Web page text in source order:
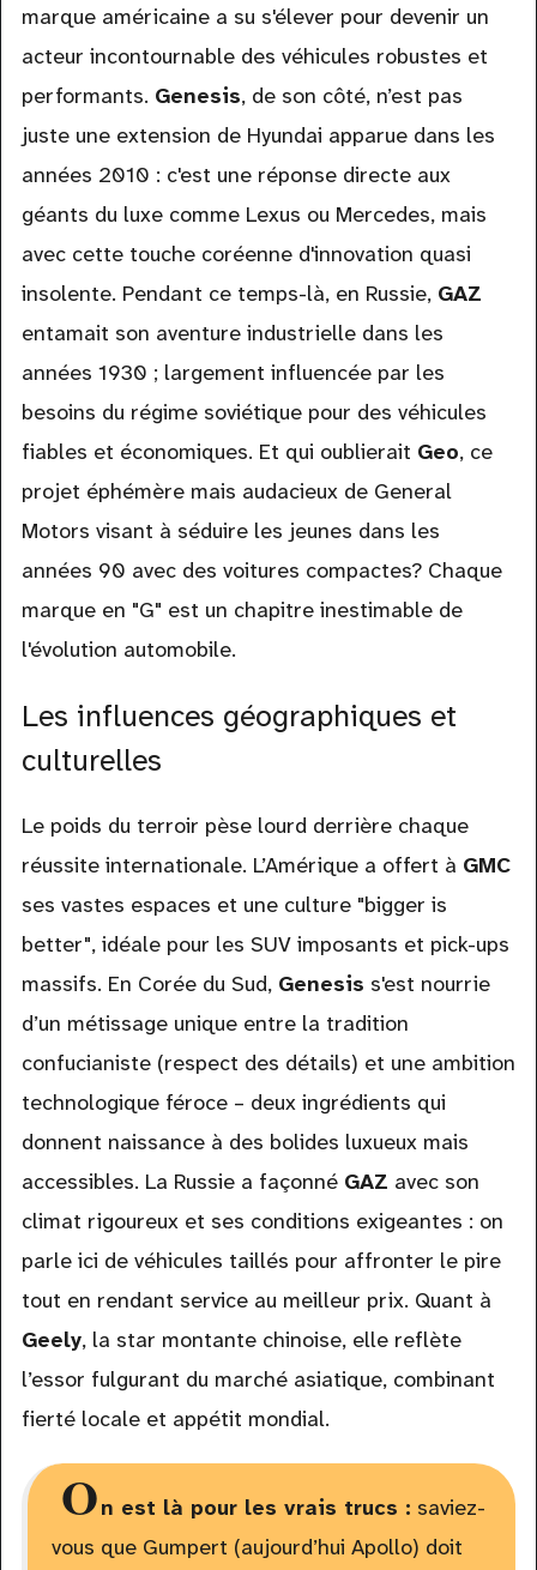
marque américaine a su s'élever pour devenir un
acteur incontournable des véhicules robustes et
performants. Genesis, de son côté, n’est pas
juste une extension de Hyundai apparue dans les
années 2010 : c'est une réponse directe aux
géants du luxe comme Lexus ou Mercedes, mais
avec cette touche coréenne d'innovation quasi
insolente. Pendant ce temps-là, en Russie, GAZ
entamait son aventure industrielle dans les
années 1930 ; largement influencée par les
besoins du régime soviétique pour des véhicules
fiables et économiques. Et qui oublierait Geo, ce
projet éphémère mais audacieux de General
Motors visant à séduire les jeunes dans les
années 90 avec des voitures compactes? Chaque
marque en "G" est un chapitre inestimable de
l'évolution automobile.
Les influences géographiques et
culturelles
Le poids du terroir pèse lourd derrière chaque
réussite internationale. L’Amérique a offert à GMC
ses vastes espaces et une culture "bigger is
better", idéale pour les SUV imposants et pick-ups
massifs. En Corée du Sud, Genesis s'est nourrie
d’un métissage unique entre la tradition
confucianiste (respect des détails) et une ambition
technologique féroce – deux ingrédients qui
donnent naissance à des bolides luxueux mais
accessibles. La Russie a façonné GAZ avec son
climat rigoureux et ses conditions exigeantes : on
parle ici de véhicules taillés pour affronter le pire
tout en rendant service au meilleur prix. Quant à
Geely, la star montante chinoise, elle reflète
l’essor fulgurant du marché asiatique, combinant
fierté locale et appétit mondial.
On est là pour les vrais trucs : saviez-
vous que Gumpert (aujourd’hui Apollo) doit